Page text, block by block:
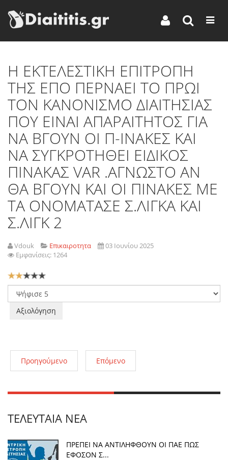
Η ΕΚΤΕΛΕΣΤΙΚΗ ΕΠΙΤΡΟΠΗ
ΤΗΣ ΕΠΟ ΠΕΡΝΑΕΙ ΤΟ ΠΡΩΙ
ΤΟΝ ΚΑΝΟΝΙΣΜΟ ΔΙΑΙΤΗΣΙΑΣ
ΠΟΥ ΕΙΝΑΙ ΑΠΑΡΑΙΤΗΤΟΣ ΓΙΑ
ΝΑ ΒΓΟΥΝ ΟΙ Π-ΙΝΑΚΕΣ ΚΑΙ
ΝΑ ΣΥΓΚΡΟΤΗΘΕΙ ΕΙΔΙΚΟΣ
ΠΙΝΑΚΑΣ VAR .ΑΓΝΩΣΤΟ ΑΝ
ΘΑ ΒΓΟΥΝ ΚΑΙ ΟΙ ΠΙΝΑΚΕΣ ΜΕ
ΤΑ ΟΝΟΜΑΤΑΣΕ Σ.ΛΙΓΚΑ ΚΑΙ
Σ.ΛΙΓΚ 2
Vdouk Επικαιροτητα
03 Ιουνίου 2025
Εμφανίσεις: 1264
Αξιολόγηση
Χρήστη:2/5
Παρακαλώ
αξιολογήστε
Προηγούμενο Επόμενο
ΤΕΛΕΥΤΑΊΑ ΝΈΑ
ΠΡΕΠΕΙ ΝΑ ΑΝΤΙΛΗΦΘΟΥΝ ΟΙ ΠΑΕ ΠΩΣ
ΕΦΟΣΟΝ Σ...